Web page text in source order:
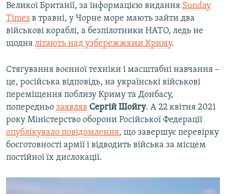
Великої Британії, за інформацією видання Sunday
Times в травні, у Чорне море мають зайти два
військові кораблі, а безпілотники НАТО, ледь не
щодня літають над узбережжями Криму.
Стягування воєнної техніки і масштабні навчання –
це, російська відповідь, на українські військові
переміщення поблизу Криму та Донбасу,
попередньо заявляв Сергій Шойгу. А 22 квітня 2021
року Міністерство оборони Російської Федерації
опублікувало повідомлення, що завершує перевірку
боєготовності армії і відводить війська за місцем
постійної їх дислокації.